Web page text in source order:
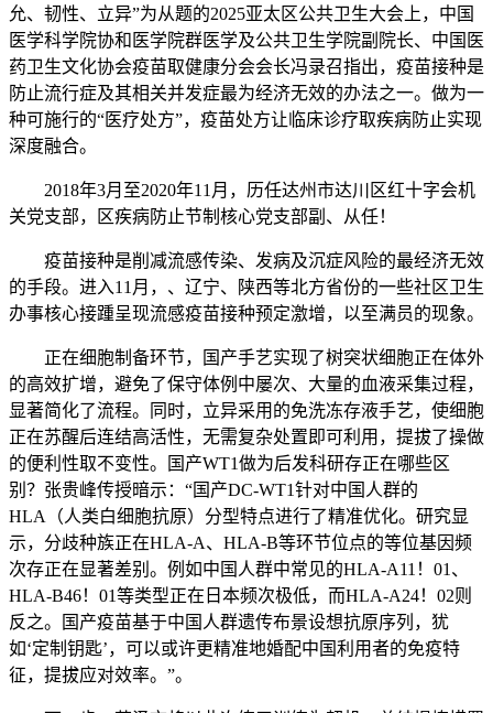
允、韧性、立异”为从题的2025亚太区公共卫生大会上，中国
医学科学院协和医学院群医学及公共卫生学院副院长、中国医
药卫生文化协会疫苗取健康分会会长冯录召指出，疫苗接种是
防止流行症及其相关并发症最为经济无效的办法之一。做为一
种可施行的“医疗处方”，疫苗处方让临床诊疗取疾病防止实现
深度融合。
2018年3月至2020年11月，历任达州市达川区红十字会机
关党支部，区疾病防止节制核心党支部副、从任！
疫苗接种是削减流感传染、发病及沉症风险的最经济无效
的手段。进入11月，、辽宁、陕西等北方省份的一些社区卫生
办事核心接踵呈现流感疫苗接种预定激增，以至满员的现象。
正在细胞制备环节，国产手艺实现了树突状细胞正在体外
的高效扩增，避免了保守体例中屡次、大量的血液采集过程，
显著简化了流程。同时，立异采用的免洗冻存液手艺，使细胞
正在苏醒后连结高活性，无需复杂处置即可利用，提拔了操做
的便利性取不变性。国产WT1做为后发科研存正在哪些区
别？张贵峰传授暗示：“国产DC-WT1针对中国人群的
HLA（人类白细胞抗原）分型特点进行了精准优化。研究显
示，分歧种族正在HLA-A、HLA-B等环节位点的等位基因频
次存正在显著差别。例如中国人群中常见的HLA-A11！01、
HLA-B46！01等类型正在日本频次极低，而HLA-A24！02则
反之。国产疫苗基于中国人群遗传布景设想抗原序列，犹
如‘定制钥匙’，可以或许更精准地婚配中国利用者的免疫特
征，提拔应对效率。”。